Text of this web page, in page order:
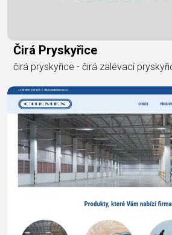
Čirá Pryskyřice
čirá pryskyřice - čirá zalévací